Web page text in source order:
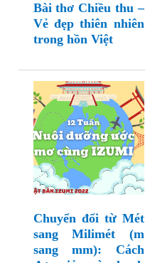
Bài thơ Chiều thu –
Vẻ đẹp thiên nhiên
trong hồn Việt
Chuyển đổi từ Mét
sang Milimét (m
sang mm): Cách